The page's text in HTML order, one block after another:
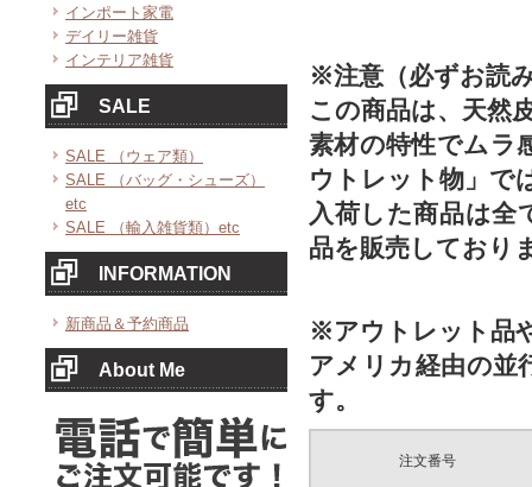
インポート家電
デイリー雑貨
インテリア雑貨
SALE
SALE （ウェア類）
SALE （バッグ・シューズ）
etc
SALE （輸入雑貨類）etc
INFORMATION
新商品＆予約商品
About Me
※注意（必ずお読
この商品は、天然
素材の特性でムラ
ウトレット物」で
入荷した商品は全
品を販売しており
※アウトレット品
アメリカ経由の並
す。
注文番号